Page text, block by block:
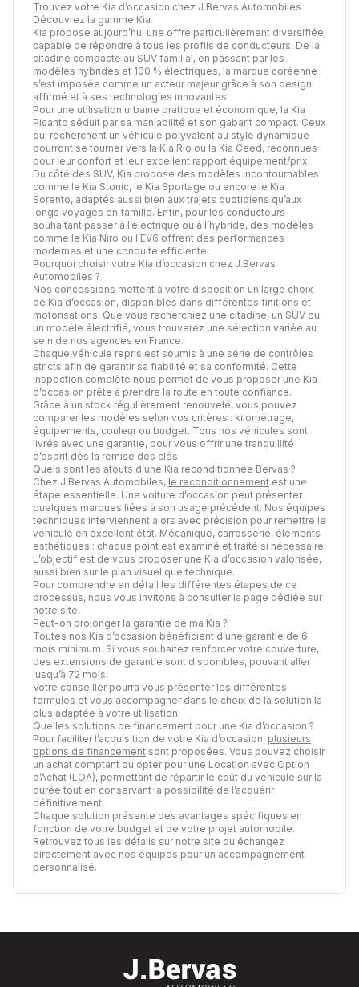
Trouvez votre Kia d’occasion chez J.Bervas Automobiles
Découvrez la gamme Kia
Kia propose aujourd’hui une offre particulièrement diversifiée,
capable de répondre à tous les profils de conducteurs. De la
citadine compacte au SUV familial, en passant par les
modèles hybrides et 100 % électriques, la marque coréenne
s’est imposée comme un acteur majeur grâce à son design
affirmé et à ses technologies innovantes.
Pour une utilisation urbaine pratique et économique, la Kia
Picanto séduit par sa maniabilité et son gabarit compact. Ceux
qui recherchent un véhicule polyvalent au style dynamique
pourront se tourner vers la Kia Rio ou la Kia Ceed, reconnues
pour leur confort et leur excellent rapport équipement/prix.
Du côté des SUV, Kia propose des modèles incontournables
comme le Kia Stonic, le Kia Sportage ou encore le Kia
Sorento, adaptés aussi bien aux trajets quotidiens qu’aux
longs voyages en famille. Enfin, pour les conducteurs
souhaitant passer à l’électrique ou à l’hybride, des modèles
comme le Kia Niro ou l’EV6 offrent des performances
modernes et une conduite efficiente.
Pourquoi choisir votre Kia d’occasion chez J.Bervas
Automobiles ?
Nos concessions mettent à votre disposition un large choix
de Kia d’occasion, disponibles dans différentes finitions et
motorisations. Que vous recherchiez une citadine, un SUV ou
un modèle électrifié, vous trouverez une sélection variée au
sein de nos agences en France.
Chaque véhicule repris est soumis à une série de contrôles
stricts afin de garantir sa fiabilité et sa conformité. Cette
inspection complète nous permet de vous proposer une Kia
d’occasion prête à prendre la route en toute confiance.
Grâce à un stock régulièrement renouvelé, vous pouvez
comparer les modèles selon vos critères : kilométrage,
équipements, couleur ou budget. Tous nos véhicules sont
livrés avec une garantie, pour vous offrir une tranquillité
d’esprit dès la remise des clés.
Quels sont les atouts d’une Kia reconditionnée Bervas ?
Chez J.Bervas Automobiles, le reconditionnement est une
étape essentielle. Une voiture d’occasion peut présenter
quelques marques liées à son usage précédent. Nos équipes
techniques interviennent alors avec précision pour remettre le
véhicule en excellent état. Mécanique, carrosserie, éléments
esthétiques : chaque point est examiné et traité si nécessaire.
L’objectif est de vous proposer une Kia d’occasion valorisée,
aussi bien sur le plan visuel que technique.
Pour comprendre en détail les différentes étapes de ce
processus, nous vous invitons à consulter la page dédiée sur
notre site.
Peut-on prolonger la garantie de ma Kia ?
Toutes nos Kia d’occasion bénéficient d’une garantie de 6
mois minimum. Si vous souhaitez renforcer votre couverture,
des extensions de garantie sont disponibles, pouvant aller
jusqu’à 72 mois.
Votre conseiller pourra vous présenter les différentes
formules et vous accompagner dans le choix de la solution la
plus adaptée à votre utilisation.
Quelles solutions de financement pour une Kia d’occasion ?
Pour faciliter l’acquisition de votre Kia d’occasion, plusieurs
options de financement sont proposées. Vous pouvez choisir
un achat comptant ou opter pour une Location avec Option
d’Achat (LOA), permettant de répartir le coût du véhicule sur la
durée tout en conservant la possibilité de l’acquérir
définitivement.
Chaque solution présente des avantages spécifiques en
fonction de votre budget et de votre projet automobile.
Retrouvez tous les détails sur notre site ou échangez
directement avec nos équipes pour un accompagnement
personnalisé.